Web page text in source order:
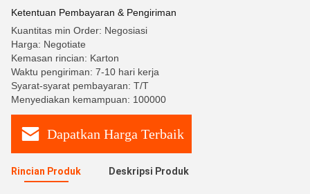
Ketentuan Pembayaran & Pengiriman
Kuantitas min Order: Negosiasi
Harga: Negotiate
Kemasan rincian: Karton
Waktu pengiriman: 7-10 hari kerja
Syarat-syarat pembayaran: T/T
Menyediakan kemampuan: 100000
Dapatkan Harga Terbaik
Rincian Produk Deskripsi Produk